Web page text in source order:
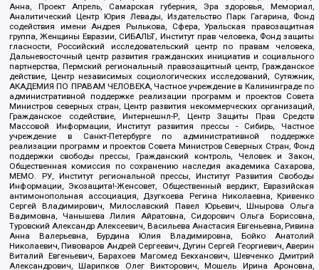
Анна, Проект Апрель, Самарская губерния, Эра здоровья, Мемориал,
Аналитический Центр Юрия Левады, Издательство Парк Гагарина, Фонд
содействия имени Андрея Рылькова, Сфера, Уральская правозащитная
группа, Женщины Евразии, СИБАЛЬТ, Институт прав человека, Фонд защиты
гласности, Российский исследовательский центр по правам человека,
Дальневосточный центр развития гражданских инициатив и социального
партнерства, Пермский региональный правозащитный центр, Гражданское
действие, Центр независимых социологических исследований, Сутяжник,
АКАДЕМИЯ ПО ПРАВАМ ЧЕЛОВЕКА, Частное учреждение в Калининграде по
административной поддержке реализации программ и проектов Совета
Министров северных стран, Центр развития некоммерческих организаций,
Гражданское содействие, Интернешнл-Р, Центр Защиты Прав Средств
Массовой Информации, Институт развития прессы - Сибирь, Частное
учреждение в Санкт-Петербурге по административной поддержке
реализации программ и проектов Совета Министров Северных Стран, Фонд
поддержки свободы прессы, Гражданский контроль, Человек и Закон,
Общественная комиссия по сохранению наследия академика Сахарова,
МЕМО. РУ, Институт региональной прессы, Институт Развития Свободы
Информации, Экозащита!-Женсовет, Общественный вердикт, Евразийская
антимонопольная ассоциация, Дзугкоева Регина Николаевна, Кривенко
Сергей Владимирович, Милославский Павел Юрьевич, Шнырова Ольга
Вадимовна, Чанышева Лилия Айратовна, Сидорович Ольга Борисовна,
Туровский Александр Алексеевич, Васильева Анастасия Евгеньевна, Ривина
Анна Валерьевна, Бурдина Юлия Владимировна, Бойко Анатолий
Николаевич, Пивоваров Андрей Сергеевич, Дугин Сергей Георгиевич, Аверин
Виталий Евгеньевич, Барахоев Магомед Бекханович, Шевченко Дмитрий
Александрович, Шарипков Олег Викторович, Мошель Ирина Ароновна,